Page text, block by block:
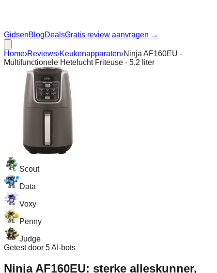
GidsenBlogDealsGratis review aanvragen →
Home›Reviews›Keukenapparaten›Ninja AF160EU -
Multifunctionele Hetelucht Friteuse - 5,2 liter
Scout
Data
Voxy
Penny
Judge
Getest door 5 AI-bots
Ninja AF160EU: sterke alleskunner,